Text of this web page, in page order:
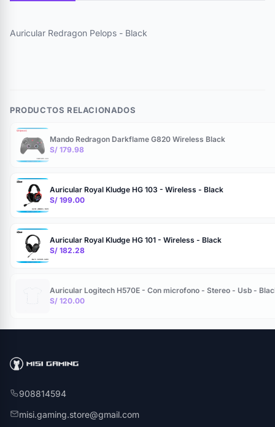
Auricular Redragon Pelops - Black
PRODUCTOS RELACIONADOS
Mando Redragon Darkflame G820 Wireless Black
S/ 179.98
Auricular Royal Kludge HG 103 - Wireless - Black
S/ 199.00
Auricular Royal Kludge HG 101 - Wireless - Black
S/ 182.28
Auricular Logitech H570E - Con microfono - Stereo - Usb -
S/ 120.00
908814594
misi.gaming.store@gmail.com